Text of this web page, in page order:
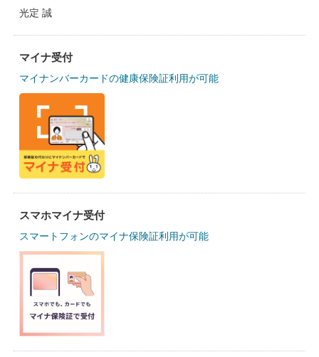
光定 誠
マイナ受付
マイナンバーカードの健康保険証利用が可能
スマホマイナ受付
スマートフォンのマイナ保険証利用が可能